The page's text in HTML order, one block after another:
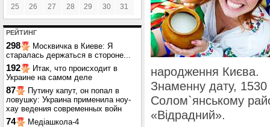
25 26 27 28 29 30 31
РЕЙТИНГ
298
Москвичка в Киеве: Я
старалась держаться в стороне...
192
Итак, что происходит в
Украине на самом деле
87
Путину капут, он попал в
ловушку: Украина применила ноу-
хау ведения современных войн
74 Медіашкола-4
народження Києва.
Знаменну дату, 1530
Солом`янському
«Відрадний».